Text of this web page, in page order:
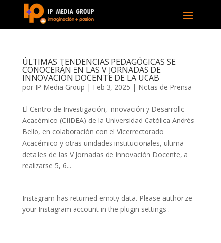
ÚLTIMAS TENDENCIAS PEDAGÓGICAS SE
CONOCERÁN EN LAS V JORNADAS DE
INNOVACIÓN DOCENTE DE LA UCAB
por IP Media Group | Feb 3, 2025 | Notas de Prensa
El Centro de Investigación, Innovación y Desarrollo
Académico (CIIDEA) de la Universidad Católica Andrés
Bello, en colaboración con el Vicerrectorado
Académico y otras unidades institucionales, ultima
detalles de las V Jornadas de Innovación Docente, a
realizarse 5, 6...
Instagram has returned empty data. Please authorize
your Instagram account in the plugin settings .